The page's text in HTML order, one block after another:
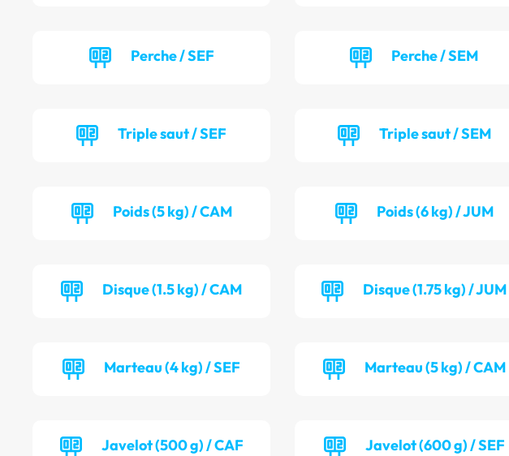
Perche / SEF Perche / SEM
Triple saut / SEF Triple saut / SEM
Poids (5 kg) / CAM Poids (6 kg) / JUM
Disque (1.5 kg) / CAM Disque (1.75 kg) / JUM
Marteau (4 kg) / SEF Marteau (5 kg) / CAM
Javelot (500 g) / CAF Javelot (600 g) / SEF